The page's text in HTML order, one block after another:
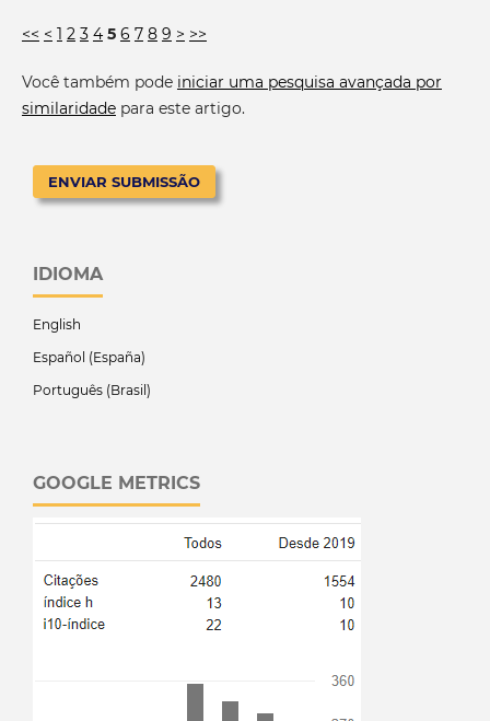
<< < 1 2 3 4 5 6 7 8 9 > >>
Você também pode iniciar uma pesquisa avançada por
similaridadepara este artigo.
ENVIAR SUBMISSÃO
IDIOMA
English
Español (España)
Português (Brasil)
GOOGLE METRICS